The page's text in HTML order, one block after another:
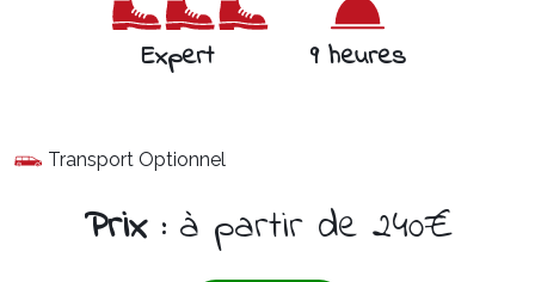
Expert 9 heures
Transport Optionnel
Prix :à partir de 240€